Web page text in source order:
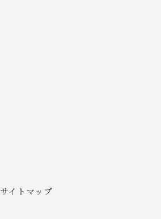
サイトマップ